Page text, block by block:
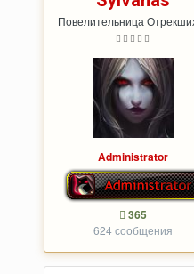
Повелительница
Administrator
365
624 сообщения